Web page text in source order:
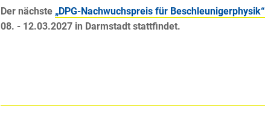
Der nächste „DPG-Nachwuchspreis für Beschleunigerphysik“
08. - 12.03.2027 in Darmstadt stattfindet.